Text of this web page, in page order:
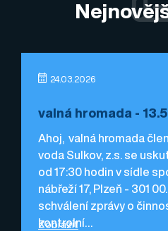
24.03.2026
valná hromada -
Ahoj, valná hromada
voda Sulkov, z.s. se
od 17:30 hodin v sídle
nábřeží 17, Plzeň - 301
schválení zprávy o
kontrolní…
Zobrazit